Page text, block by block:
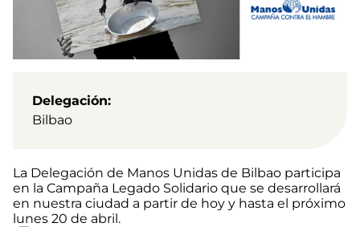
Delegación
Bilbao
La Delegación de Manos Unidas de Bilbao participa
en la Campaña Legado Solidario que se desarrollará
en nuestra ciudad a partir de hoy y hasta el próximo
lunes 20 de abril.